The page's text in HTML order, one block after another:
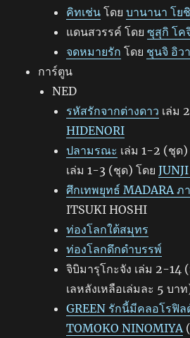
คิทเช่น โดยบานานา โย
แดนสวรรค์ โดยซุสุกิ โค
จดหมายรัก โดย ชุนจิ อิว
การ์ตูน
NED
รหัสรักจากต่างดาว เล่ม
HIDENORI
ปลามรณะ เล่ม 1-2 (ชุด)
เล่ม 1-3 (ชุด) โดย
ศึกเทพยุทธ์ MADARA ภ
ITSUKI HOSHI
ท่องโลกใต้สมุทร
ท่องโลกดึกดำบรรพ์
จิบิมารุโกะจัง เล่ม 2-14
เลหลังเหลือเล่มละ 5 บา
GREEN รักนี้มีคลอโรฟิล
TOMOKO NINOMIYA(